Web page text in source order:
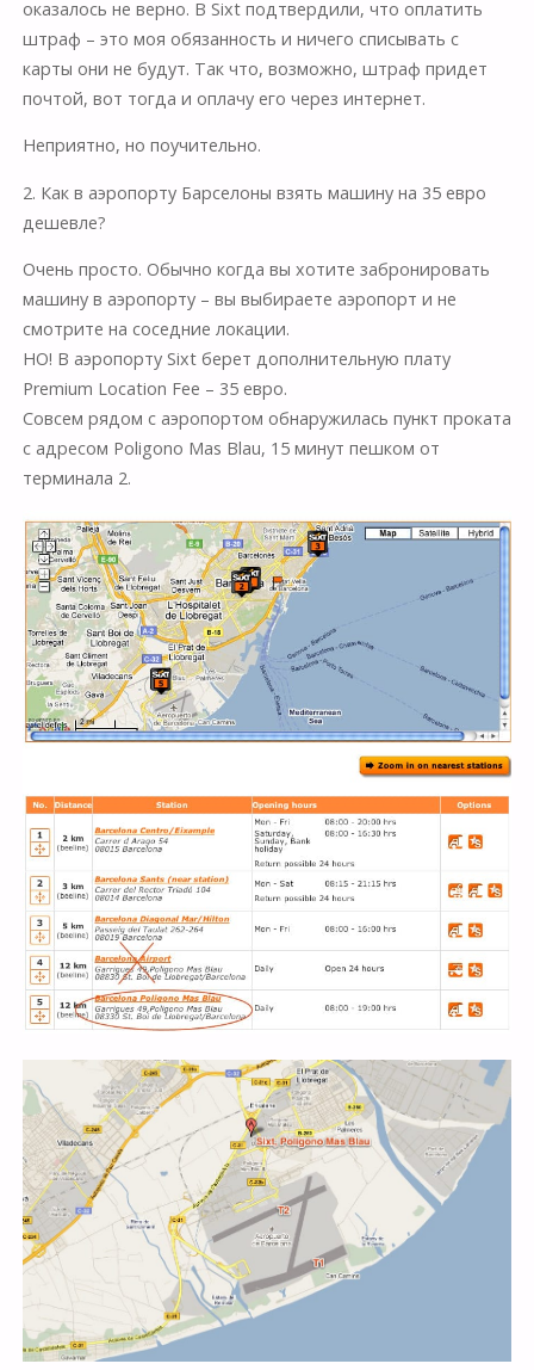
оказалось не верно. В Sixt подтвердили, что оплатить
штраф – это моя обязанность и ничего списывать с
карты они не будут. Так что, возможно, штраф придет
почтой, вот тогда и оплачу его через интернет.
Неприятно, но поучительно.
2. Как в аэропорту Барселоны взять машину на 35 евро
дешевле?
Очень просто. Обычно когда вы хотите забронировать
машину в аэропорту – вы выбираете аэропорт и не
смотрите на соседние локации.
НО! В аэропорту Sixt берет дополнительную плату
Premium Location Fee – 35 евро.
Совсем рядом с аэропортом обнаружилась пункт проката
с адресом Poligono Mas Blau, 15 минут пешком от
терминала 2.